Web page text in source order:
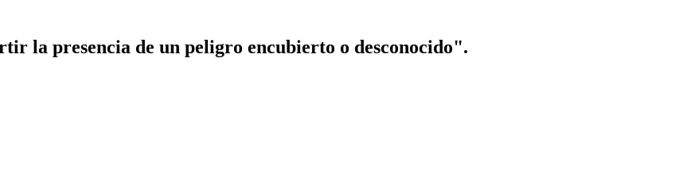
la presencia de un peligro encubierto o desconocido".